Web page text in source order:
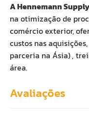
A Hennemann
na otimização de
comércio exterior,
custos nas
parceria na Ásia),
área.
Avaliações